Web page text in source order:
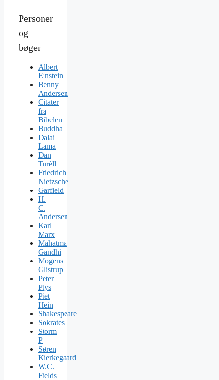
Personer
og
bøger
Albert
Einstein
Benny
Andersen
Citater
fra
Bibelen
Buddha
Dalai
Lama
Dan
Turèll
Friedrich
Nietzsche
Garfield
H.
C.
Andersen
Karl
Marx
Mahatma
Gandhi
Mogens
Glistrup
Peter
Plys
Piet
Hein
Shakespeare
Sokrates
Storm
P
Søren
Kierkegaard
W.C.
Fields